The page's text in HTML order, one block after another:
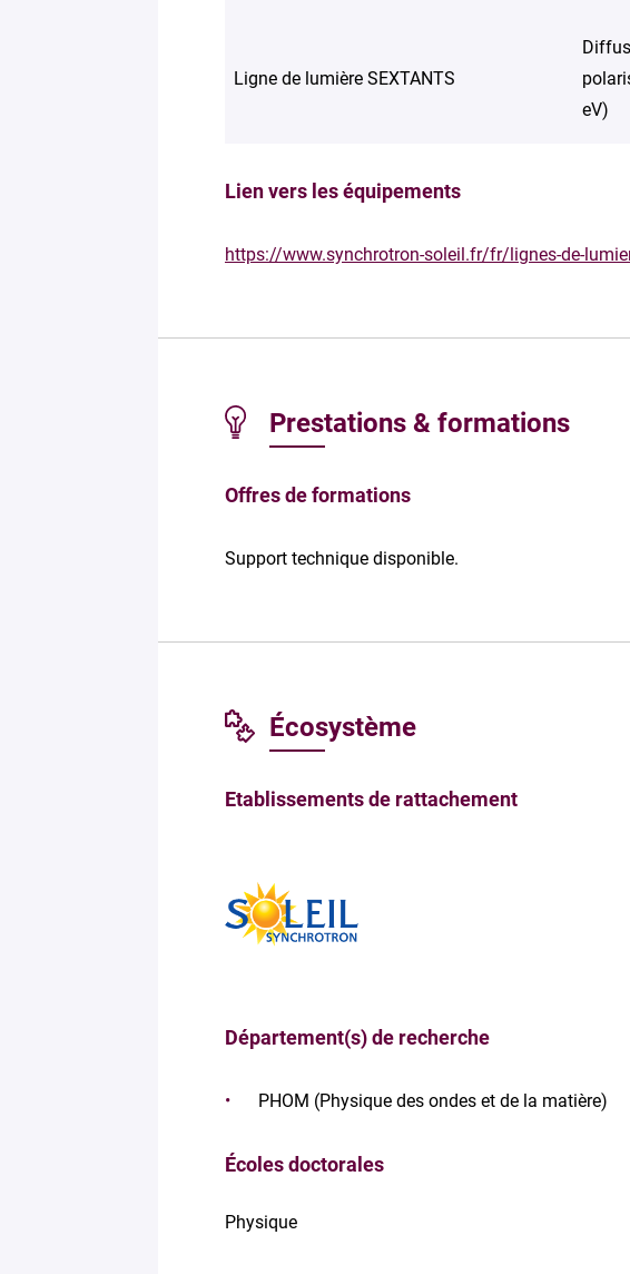
Ligne de lumière SEXTANTS
eV)
Lien vers les équipements
https://www.synchrotron-soleil.fr/fr/lignes-de-
Prestations & formations
Offres de formations
Support technique disponible.
Écosystème
Etablissements de rattachement
Département(s) de recherche
PHOM (Physique des ondes et de la matière)
Écoles doctorales
Physique